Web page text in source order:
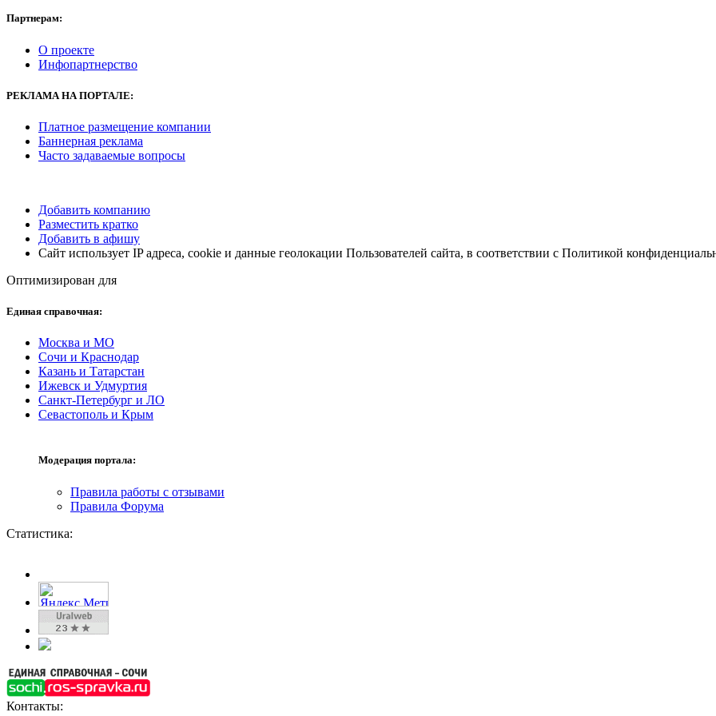
Партнерам:
О проекте
Инфопартнерство
РЕКЛАМА НА ПОРТАЛЕ:
Платное размещение компании
Баннерная реклама
Часто задаваемые вопросы
Добавить компанию
Разместить кратко
Добавить в афишу
Сайт использует IP адреса, cookie и данные геолокации Пользователей сайта, в соответствии с Политикой
Оптимизирован для
Единая справочная:
Москва и МО
Сочи и Краснодар
Казань и Татарстан
Ижевск и Удмуртия
Санкт-Петербург и ЛО
Севастополь и Крым
Модерация портала:
Правила работы с отзывами
Правила Форума
Статистика:
Контакты: